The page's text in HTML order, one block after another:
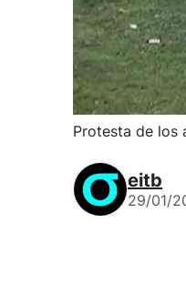
Protesta de los
eitb
29/01/